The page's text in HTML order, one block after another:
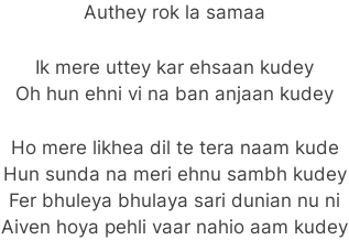
Authey rok la samaa
Ik mere uttey kar ehsaan kudey
Oh hun ehni vi na ban anjaan kudey
Ho mere likhea dil te tera naam kude
Hun sunda na meri ehnu sambh kudey
Fer bhuleya bhulaya sari dunian nu ni
Aiven hoya pehli vaar nahio aam kudey